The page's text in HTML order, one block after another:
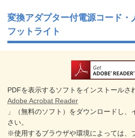
変換アダプター付電源コード・
フットライト
PDFを表示するソフトをインストールさ
Adobe Acrobat Reader
」（無料のソフト）をダウンロードし、
さい。
※使用するブラウザや環境によっては、